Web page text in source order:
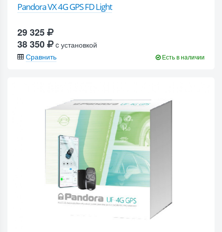
Pandora VX 4G GPS FD Light
29 325
38 350
c установкой
Сравнить
Есть в наличии